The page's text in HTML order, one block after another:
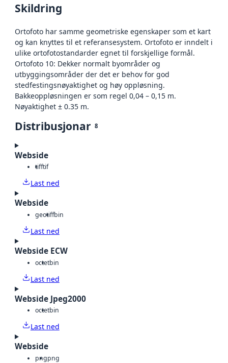
Skildring
Ortofoto har samme geometriske egenskaper som et kart
og kan knyttes til et referansesystem. Ortofoto er inndelt i
ulike ortofotostandarder egnet til forskjellige formål.
Ortofoto 10: Dekker normalt byområder og
utbyggingsområder der det er behov for god
stedfestingsnøyaktighet og høy oppløsning.
Bakkeoppløsningen er som regel 0,04 – 0,15 m.
Nøyaktighet ± 0.35 m.
Distribusjonar 8
Webside
tifftif
Last ned
Webside
geotiffbin
Last ned
Webside ECW
octetbin
Last ned
Webside Jpeg2000
octetbin
Last ned
Webside
pngpng